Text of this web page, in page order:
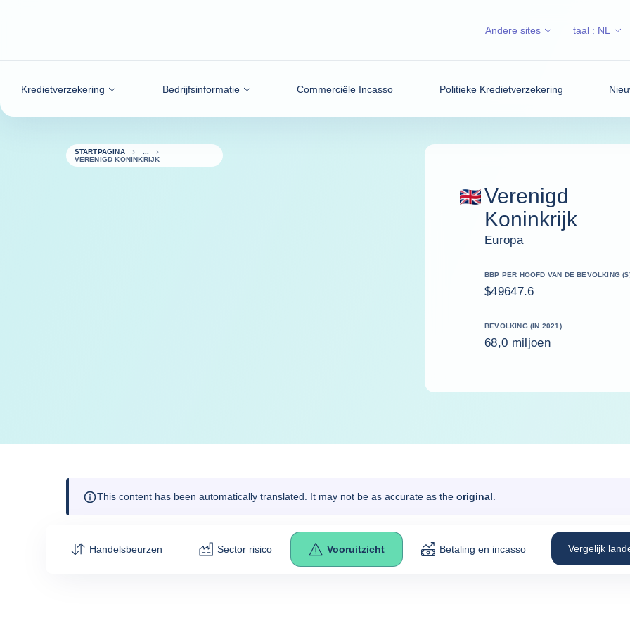
Kredietverzekering Bedrijfsinformatie Commerciële Incasso Politieke Kredietverzekering
Andere sites taal : NL
STARTPAGINA
VERENIGD KONINKRIJK
Verenigd
Koninkrijk
Europa
BBP PER HOOFD VAN DE BEVOLKING
$49647.6
BEVOLKING (IN 2021)
68,0 miljoen
This content has been automatically translated. It may not be as accurate as the original
Handelsbeurzen Sector risico Vooruitzicht Betaling en incasso Vergelijk